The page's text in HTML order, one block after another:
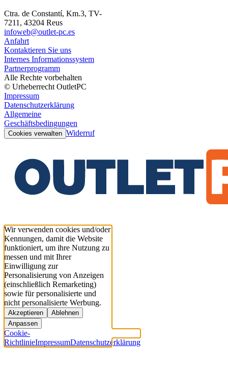
Ctra. de Constantí, Km.3, TV-
7211, 43204 Reus
infoweb@outlet-pc.es
Anfahrt
Kontaktieren Sie uns
Internes Informationssystem
Partnerprogramm
Alle Rechte vorbehalten
© Urheberrecht OutletPC
Impressum
Datenschutzerklärung
Allgemeine
Geschäftsbedingungen
Cookies verwalten Widerruf
Wir verwenden cookies und/oder
Kennungen, damit die Website
funktioniert, um ihre Nutzung zu
messen und mit Ihrer
Einwilligung zur
Personalisierung von Anzeigen
(einschließlich Remarketing)
sowie für personalisierte und
nicht personalisierte Werbung.
Akzeptieren
Ablehnen
Anpassen
Cookie-
RichtlinieImpressumDatenschutzerklärung